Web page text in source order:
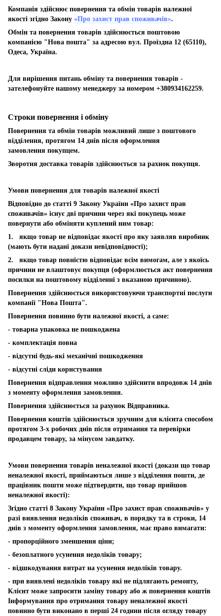
Компанія здійснює повернення та обмін товарів належної
якості згідно Закону «Про захист прав споживачів».
Обмін та повернення товарів здійснюється поштовою
компанією "Нова пошта" за адресою вул. Проїздна 12 (65110),
Одеса, Україна.
Для вирішення питань обміну та повернення товарів -
зателефонуйте нашому менеджеру за номером +380934162259.
Строки повернення і обміну
Повернення та обмін товарів можливий лише з поштового
відділення, протягом 14 днів після оформлення
замовлення покупцем.
Зворотня доставка товарів здійснюється за рахнок покупця.
Умови повернення для товарів належної якості
Відповідно до статті 9 Закону України «Про захист прав
споживачів» існує дві причини через які покупець може
повернути або обміняти куплений ним товар:
1. якщо товар не відповідає якості про яку заявляв виробник
(мають бути надані докази невідповідності);
2. якщо товар повністю відповідає всім вимогам, але з якоїсь
причини не влаштовує покупця (оформлюється акт повернення
посилки на поштовому відділенні з вказаною причиною).
Повернення здійснюється використовуючи транспортні послуги
компанії "Нова Пошта".
Повернення повинно бути належної якості, а саме:
- товарна упаковка не пошкоджена
- комплектація повна
- відсутні будь-які механічні пошкодження
- відсутні сліди користування
Повернення відправлення можливо здійснити впродовж 14 днів
з моменту оформлення замовлення.
Повернення здійснюється за рахунок Відправника.
Повернення коштів здійснюється зручним для клієнта способом
протягом 3-х робочих днів після отримання та перевірки
продавцем товару, за мінусом завдатку.
Умови повернення товарів неналежної якості (докази що товар
неналежної якості, приймаються лише з відділення пошти, де
працівник пошти може підтвердити, що товар прийшов
неналежної якості):
Згідно статті 8 Закону України «Про захист прав споживачів» у
разі виявлення недоліків споживач, в порядку та в строки, 14
днів з моменту оформлення замовлення, має право вимагати:
- пропорційного зменшення ціни;
- безоплатного усунення недоліків товару;
- відшкодування витрат на усунення недоліків товару.
- при виявлені недоліків товару які не підлягають ремонту,
Клієнт може запросити заміну товару або ж повернення коштів
Інформування про отримання товару неналежної якості
повинно бути виконано в перші 24 години після огляду товару